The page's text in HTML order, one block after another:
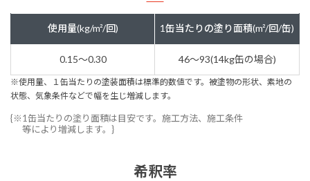
使用量(kg/m²/回) 1缶当たりの塗り面積(m²/回/缶)
0.15～0.30 46～93(14kg缶の場合)
※使用量、１缶当たりの塗装面積は標準的数値です。被塗物の形状、素地の
状態、気象条件などで幅を生じ増減します。
{※1缶当たりの塗り面積は目安です。施工方法、施工条件
等により増減します。}
希釈率